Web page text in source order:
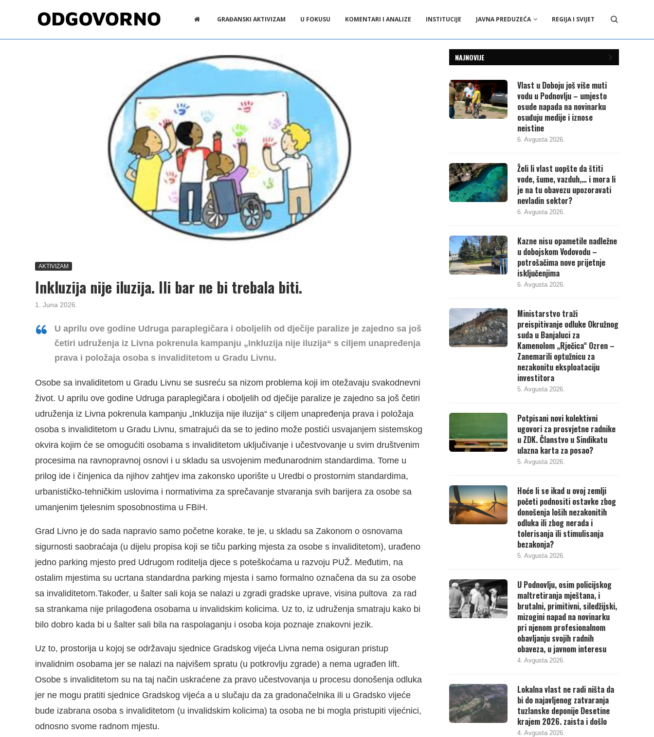
GRAĐANSKI AKTIVIZAM U FOKUSU KOMENTARI I ANALIZE INSTITUCIJE JAVNA PREDUZEĆA REGIJA I SVIJET
AKTIVIZAM
Inkluzija nije iluzija. Ili bar ne bi trebala biti.
1. Juna 2026.
U aprilu ove godine Udruga paraplegičara i oboljelih od dječije paralize je zajedno sa još
četiri udruženja iz Livna pokrenula kampanju „Inkluzija nije iluzija“ s ciljem unapređenja
prava i položaja osoba s invaliditetom u Gradu Livnu.
Osobe sa invaliditetom u Gradu Livnu se susreću sa nizom problema koji im otežavaju svakodnevni
život. U aprilu ove godine Udruga paraplegičara i oboljelih od dječije paralize je zajedno sa još četiri
udruženja iz Livna pokrenula kampanju „Inkluzija nije iluzija“ s ciljem unapređenja prava i položaja
osoba s invaliditetom u Gradu Livnu, smatrajući da se to jedino može postići usvajanjem sistemskog
okvira kojim će se omogućiti osobama s invaliditetom uključivanje i učestvovanje u svim društvenim
procesima na ravnopravnoj osnovi i u skladu sa usvojenim međunarodnim standardima. Tome u
prilog ide i činjenica da njihov zahtjev ima zakonsko uporište u Uredbi o prostornim standardima,
urbanističko-tehničkim uslovima i normativima za sprečavanje stvaranja svih barijera za osobe sa
umanjenim tjelesnim sposobnostima u FBiH.
Grad Livno je do sada napravio samo početne korake, te je, u skladu sa Zakonom o osnovama
sigurnosti saobraćaja (u dijelu propisa koji se tiču parking mjesta za osobe s invaliditetom), urađeno
jedno parking mjesto pred Udrugom roditelja djece s poteškoćama u razvoju PUŽ. Međutim, na
ostalim mjestima su ucrtana standardna parking mjesta i samo formalno označena da su za osobe
sa invaliditetom.Također, u šalter sali koja se nalazi u zgradi gradske uprave, visina pultova za rad
sa strankama nije prilagođena osobama u invalidskim kolicima. Uz to, iz udruženja smatraju kako bi
bilo dobro kada bi u šalter sali bila na raspolaganju i osoba koja poznaje znakovni jezik.
Uz to, prostorija u kojoj se održavaju sjednice Gradskog vijeća Livna nema osiguran pristup
invalidnim osobama jer se nalazi na najvišem spratu (u potkrovlju zgrade) a nema ugrađen lift.
Osobe s invaliditetom su na taj način uskraćene za pravo učestvovanja u procesu donošenja odluka
jer ne mogu pratiti sjednice Gradskog vijeća a u slučaju da za gradonačelnika ili u Gradsko vijeće
bude izabrana osoba s invaliditetom (u invalidskim kolicima) ta osoba ne bi mogla pristupiti vijećnici,
odnosno svome radnom mjestu.
NAJNOVIJE
Vlast u Doboju još više muti
vodu u Podnovlju – umjesto
osude napada na novinarku
osuđuju medije i iznose
neistine
6. Avgusta 2026.
Želi li vlast uopšte da štiti
vode, šume, vazduh,… i mora li
je na tu obavezu upozoravati
nevladin sektor?
6. Avgusta 2026.
Kazne nisu opametile nadležne
u dobojskom Vodovodu –
potrošačima nove prijetnje
isključenjima
6. Avgusta 2026.
Ministarstvo traži
preispitivanje odluke Okružnog
suda u Banjaluci za
Kamenolom „Rječica“ Ozren –
Zanemarili optužnicu za
nezakonitu eksploataciju
investitora
5. Avgusta 2026.
Potpisani novi kolektivni
ugovori za prosvjetne radnike
u ZDK. Članstvo u Sindikatu
ulazna karta za posao?
5. Avgusta 2026.
Hoće li se ikad u ovoj zemlji
početi podnositi ostavke zbog
donošenja loših nezakonitih
odluka ili zbog nerada i
tolerisanja ili stimulisanja
bezakonja?
5. Avgusta 2026.
U Podnovlju, osim policijskog
maltretiranja mještana, i
brutalni, primitivni, siledžijski,
mizogini napad na novinarku
pri njenom profesionalnom
obavljanju svojih radnih
obaveza, u javnom interesu
4. Avgusta 2026.
Lokalna vlast ne radi ništa da
bi do najavljenog zatvaranja
tuzlanske deponije Desetine
krajem 2026. zaista i došlo
4. Avgusta 2026.